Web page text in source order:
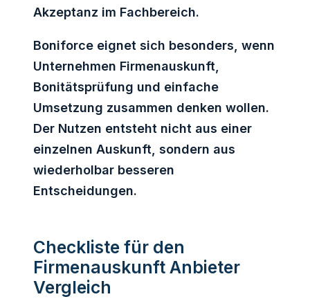
Akzeptanz im Fachbereich.
Boniforce eignet sich besonders, wenn
Unternehmen Firmenauskunft,
Bonitätsprüfung und einfache
Umsetzung zusammen denken wollen.
Der Nutzen entsteht nicht aus einer
einzelnen Auskunft, sondern aus
wiederholbar besseren
Entscheidungen.
Checkliste für den
Firmenauskunft Anbieter
Vergleich